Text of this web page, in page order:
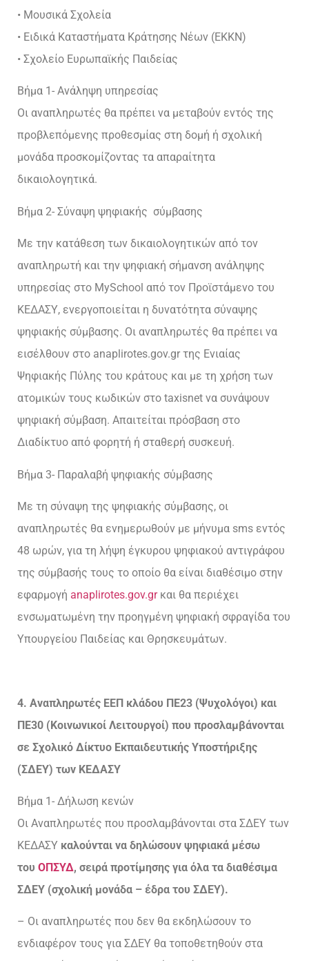
• Μουσικά Σχολεία
• Ειδικά Καταστήματα Κράτησης Νέων (ΕΚΚΝ)
• Σχολείο Ευρωπαϊκής Παιδείας
Βήμα 1- Ανάληψη υπηρεσίας
Οι αναπληρωτές θα πρέπει να μεταβούν εντός της
προβλεπόμενης προθεσμίας στη δομή ή σχολική
μονάδα προσκομίζοντας τα απαραίτητα
δικαιολογητικά.
Βήμα 2- Σύναψη ψηφιακής σύμβασης
Με την κατάθεση των δικαιολογητικών από τον
αναπληρωτή και την ψηφιακή σήμανση ανάληψης
υπηρεσίας στο MySchool από τον Προϊστάμενο του
ΚΕΔΑΣΥ, ενεργοποιείται η δυνατότητα σύναψης
ψηφιακής σύμβασης. Οι αναπληρωτές θα πρέπει να
εισέλθουν στο anaplirotes.gov.gr της Ενιαίας
Ψηφιακής Πύλης του κράτους και με τη χρήση των
ατομικών τους κωδικών στο taxisnet να συνάψουν
ψηφιακή σύμβαση. Απαιτείται πρόσβαση στο
Διαδίκτυο από φορητή ή σταθερή συσκευή.
Βήμα 3- Παραλαβή ψηφιακής σύμβασης
Με τη σύναψη της ψηφιακής σύμβασης, οι
αναπληρωτές θα ενημερωθούν με μήνυμα sms εντός
48 ωρών, για τη λήψη έγκυρου ψηφιακού αντιγράφου
της σύμβασής τους το οποίο θα είναι διαθέσιμο στην
εφαρμογή anaplirotes.gov.grκαι θα περιέχει
ενσωματωμένη την προηγμένη ψηφιακή σφραγίδα του
Υπουργείου Παιδείας και Θρησκευμάτων.
4. Αναπληρωτές ΕΕΠ κλάδου ΠΕ23 (Ψυχολόγοι) και
ΠΕ30 (Κοινωνικοί Λειτουργοί) που προσλαμβάνονται
σε Σχολικό Δίκτυο Εκπαιδευτικής Υποστήριξης
(ΣΔΕΥ) των ΚΕΔΑΣΥ
Βήμα 1- Δήλωση κενών
Οι Αναπληρωτές που προσλαμβάνονται στα ΣΔΕΥ των
ΚΕΔΑΣΥ καλούνται να δηλώσουν ψηφιακά μέσω
του ΟΠΣΥΔ, σειρά προτίμησης για όλα τα διαθέσιμα
ΣΔΕΥ (σχολική μονάδα – έδρα του ΣΔΕΥ).
– Οι αναπληρωτές που δεν θα εκδηλώσουν το
ενδιαφέρον τους για ΣΔΕΥ θα τοποθετηθούν στα